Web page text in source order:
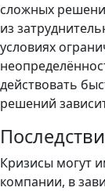
сложных
из
условиях
действовать
решений
Кризисы могут
компании, в